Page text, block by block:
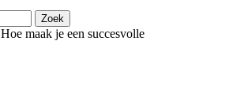
Hoe maak je een succesvolle